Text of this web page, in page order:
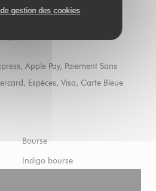
gestion des cookies
Apple Pay, Paiement Sans
Espèces, Visa, Carte Bleue
Bourse
Indigo bourse